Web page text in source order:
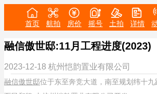
首页 航拍 房价 摇号 土拍 详情
融信傲世邸:11月工程进度(2023)
2023-12-18 杭州恺韵置业有限公司
融信傲世邸位于东至奔竞大道，南至规划纬十